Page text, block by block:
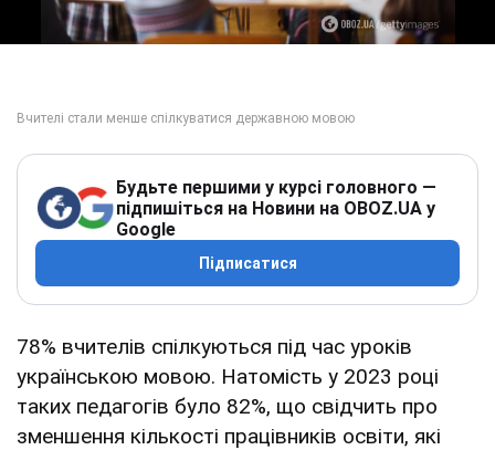
Будьте першими у курсі головного —
підпишіться на Новини на OBOZ.UA у
Google
Підписатися
78% вчителів спілкуються під час уроків
українською мовою. Натомість у 2023 році
таких педагогів було 82%, що свідчить про
зменшення кількості працівників освіти, які